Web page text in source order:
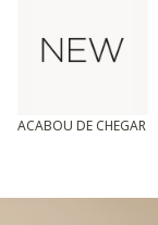
ACABOU DE CHEGAR